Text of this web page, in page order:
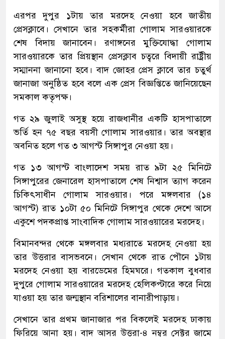
এরপর দুপুর ১টায় তার মরদেহ নেওয়া হবে জাতীয়
প্রেসক্লাবে। সেখানে তার সহকর্মীরা গোলাম সারওয়ারকে
শেষ বিদায় জানাবেন। রণাঙ্গনের মুক্তিযোদ্ধা গোলাম
সারওয়ারকে তার প্রিয়স্থান প্রেসক্লাব চত্বরে বিদায়ী রাষ্ট্রীয়
সম্মাননা জানানো হবে। বাদ জোহর প্রেস ক্লাবে তার চতুর্থ
জানাজা অনুষ্ঠিত হবে বলে এক প্রেস বিজ্ঞপ্তিতে জানিয়েছেন
সমকাল কতৃপক্ষ।
গত ২৯ জুলাই অসুস্থ হয়ে রাজধানীর একটি হাসপাতালে
ভর্তি হন ৭৫ বছর বয়সী গোলাম সারওয়ার। তার অবস্থার
অবনিত হলে গত ৩ আগস্ট সিঙ্গাপুর নেওয়া হয়।
গত ১৩ আগস্ট বাংলাদেশ সময় রাত ৯টা ২৫ মিনিটে
সিঙ্গাপুরের জেনারেল হাসপাতালে শেষ নিশ্বাস ত্যাগ করেন
চিকিৎসাধীন গোলাম সারওয়ার। পরে মঙ্গলবার (১৪
আগস্ট) রাত ১০টা ৫০ মিনিটে সিঙ্গাপুর থেকে দেশে আসে
একুশে পদকপ্রাপ্ত সাংবাদিক গোলাম সারওয়ারের মরদেহ।
বিমানবন্দর থেকে মঙ্গলবার মধ্যরাতে মরদেহ নেওয়া হয়
তার উত্তরার বাসভবনে। সেখান থেকে রাত পৌনে ১টায়
মরদেহ নেওয়া হয় বারডেমের হিমঘরে। গতকাল বুধবার
দুপুরে গোলাম সারওয়ারের মরদেহ হেলিকপ্টারে করে নিয়ে
যাওয়া হয় তার জন্মস্থান বরিশালের বানারীপাড়ায়।
সেখানে তার প্রথম জানাজার পর বিকলেই মরদেহ ঢাকায়
ফিরিয়ে আনা হয়। বাদ আসর উত্তরা-৪ নম্বর সেক্টর জামে